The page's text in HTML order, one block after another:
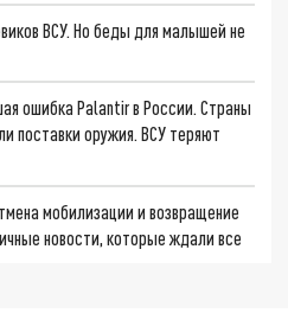
ВСУ. Но беды для малышей не
ошибка Palantir в России. Страны
поставки оружия. ВСУ теряют
мобилизации и возвращение
новости, которые ждали все